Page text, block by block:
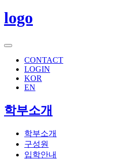
logo
CONTACT
LOGIN
KOR
EN
학부소개
학부소개
구성원
입학안내